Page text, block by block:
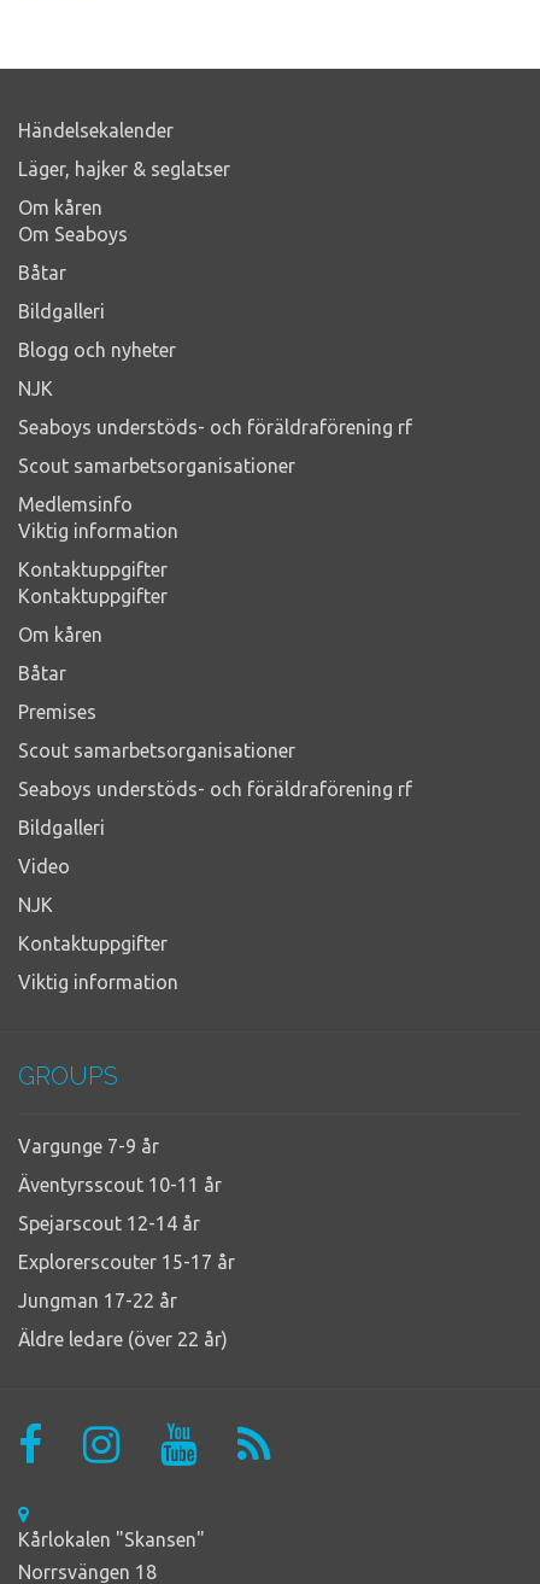
Händelsekalender
Läger, hajker & seglatser
Om kåren
Om Seaboys
Båtar
Bildgalleri
Blogg och nyheter
NJK
Seaboys understöds- och föräldraförening rf
Scout samarbetsorganisationer
Medlemsinfo
Viktig information
Kontaktuppgifter
Kontaktuppgifter
Om kåren
Båtar
Premises
Scout samarbetsorganisationer
Seaboys understöds- och föräldraförening rf
Bildgalleri
Video
NJK
Kontaktuppgifter
Viktig information
GROUPS
Vargunge 7-9 år
Äventyrsscout 10-11 år
Spejarscout 12-14 år
Explorerscouter 15-17 år
Jungman 17-22 år
Äldre ledare (över 22 år)
Kårlokalen "Skansen"
Norrsvängen 18